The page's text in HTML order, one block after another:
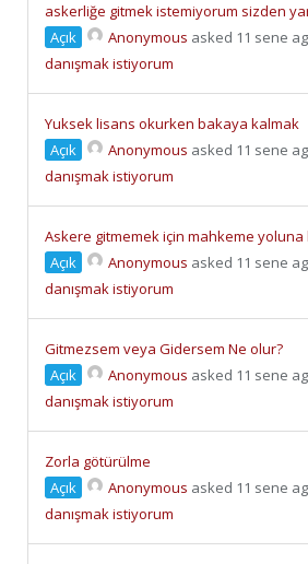
askerliğe gitmek istemiyorum sizden
Açık
Anonymous asked 11 sene
danışmak istiyorum
Yuksek lisans okurken bakaya kalmak
Açık
Anonymous asked 11 sene
danışmak istiyorum
Askere gitmemek için mahkeme yoluna
Açık
Anonymous asked 11 sene
danışmak istiyorum
Gitmezsem veya Gidersem Ne olur?
Açık
Anonymous asked 11 sene
danışmak istiyorum
Zorla götürülme
Açık
Anonymous asked 11 sene
danışmak istiyorum